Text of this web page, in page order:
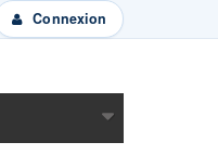
Connexion